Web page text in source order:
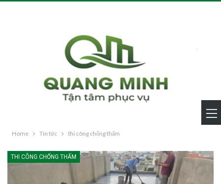
Home Tin tức thi công chống thấm
THI CÔNG CHỐNG THẤM